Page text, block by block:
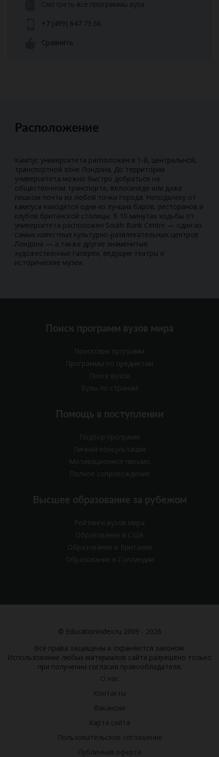
Смотреть все программы вуза
+7 (499) 647 73 66
Сравнить
Расположение
Кампус университета расположен в 1-й, центральной,
транспортной зоне Лондона. До территории
университета можно быстро добраться на
общественном транспорте, велосипеде или даже
пешком почти из любой точки города. Неподалеку от
кампуса находятся одни из лучших баров, ресторанов и
клубов британской столицы. В 10 минутах ходьбы от
университета расположен South Bank Centre — один из
самых известных культурно-развлекательных центров
Лондона — а также другие знаменитые
художественные галереи, ведущие театры и
исторические музеи.
Поиск программ вузов мира
Поисковик программ
Программы по предметам
Поиск вузов
Вузы по странам
Помощь в поступлении
Подбор программ
Личная консультация
Мотивационное письмо
Полное сопровождение
Высшее образование за рубежом
Рейтинги вузов мира
Образование в США
Образование в Британии
Образование в Голландии
© Educationindex.ru 2009 - 2026
Все права защищены и охраняются законом.
Использование любых материалов сайта разрешено только
при получении согласия правообладателя.
О нас
Контакты
Вакансии
Карта сайта
Пользовательское соглашение
Публичная оферта